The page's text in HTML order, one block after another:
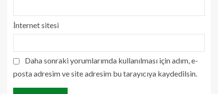
İnternet sitesi
Daha sonraki yorumlarımda kullanılması için adım, e-
posta adresim ve site adresim bu tarayıcıya kaydedilsin.